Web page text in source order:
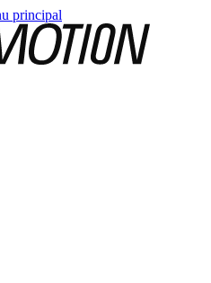
principal